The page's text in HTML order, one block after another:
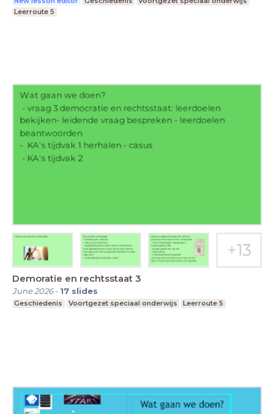
Leerroute 5
Demoratie en rechtsstaat 3
June 2026- 17 slides
Geschiedenis Voortgezet speciaal onderwijs Leerroute 5